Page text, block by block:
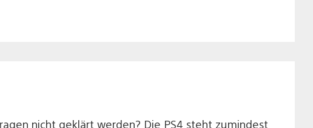
nicht geklärt werden? Die PS4 steht zumindest